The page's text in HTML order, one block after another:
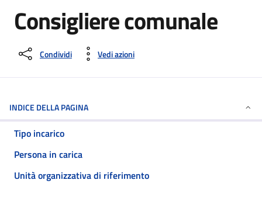
Consigliere comunale
Condividi Vedi azioni
INDICE DELLA PAGINA
Tipo incarico
Persona in carica
Unità organizzativa di riferimento